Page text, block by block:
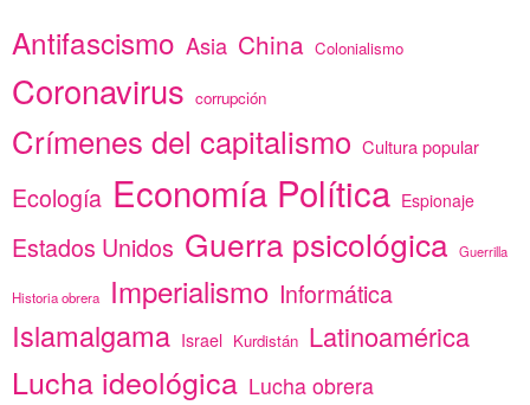
Antifascismo Asia China Colonialismo
Coronavirus corrupción
Crímenes del capitalismo Cultura popular
Ecología Economía Política Espionaje
Estados Unidos Guerra psicológica Guerrilla
Historia obrera Imperialismo Informática
Islamalgama Israel Kurdistán Latinoamérica
Lucha ideológica Lucha obrera